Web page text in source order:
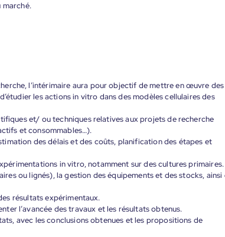
marché.
l’intérimaire aura pour objectif de mettre en œuvre des
les actions in vitro dans des modèles cellulaires des
et/ ou techniques relatives aux projets de recherche
et consommables…).
des délais et des coûts, planification des étapes et
in vitro, notamment sur des cultures primaires.
ou lignés), la gestion des équipements et des stocks, ainsi
résultats expérimentaux.
l’avancée des travaux et les résultats obtenus.
avec les conclusions obtenues et les propositions de